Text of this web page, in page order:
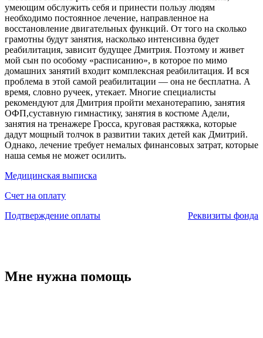
умеющим обслужить себя и принести пользу людям
необходимо постоянное лечение, направленное на
восстановление двигательных функций. От того на сколько
грамотны будут занятия, насколько интенсивна будет
реабилитация, зависит будущее Дмитрия. Поэтому и живет
мой сын по особому «расписанию», в которое по мимо
домашних занятий входит комплексная реабилитация. И вся
проблема в этой самой реабилитации — она не бесплатна. А
время, словно ручеек, утекает. Многие специалисты
рекомендуют для Дмитрия пройти механотерапию, занятия
ОФП,суставную гимнастику, занятия в костюме Адели,
занятия на тренажере Гросса, круговая растяжка, которые
дадут мощный толчок в развитии таких детей как Дмитрий.
Однако, лечение требует немалых финансовых затрат, которые
наша семья не может осилить.
Медицинская выписка
Счет на оплату
Подтверждение оплаты
Реквизиты фонда
Мне нужна помощь